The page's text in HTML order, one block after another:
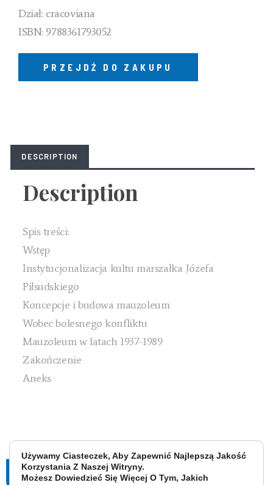
Dział: cracoviana
ISBN: 9788361793052
PRZEJDŹ DO ZAKUPU
DESCRIPTION
Description
Spis treści:
Wstęp
Instytucjonalizacja kultu marszałka Józefa
Piłsudskiego
Koncepcje i budowa mauzoleum
Wobec bolesnego konfliktu
Mauzoleum w latach 1937-1989
Zakończenie
Aneks
Używamy Ciasteczek, Aby Zapewnić Najlepszą Jakość
Korzystania Z Naszej Witryny.
Możesz Dowiedzieć Się Więcej O Tym, Jakich